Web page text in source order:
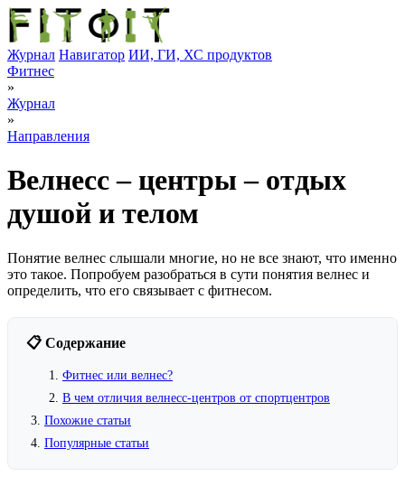
Журнал Навигатор ИИ, ГИ, ХС продуктов
Фитнес
»
Журнал
»
Направления
Велнесс – центры – отдых
душой и телом
Понятие велнес слышали многие, но не все знают, что именно
это такое. Попробуем разобраться в сути понятия велнес и
определить, что его связывает с фитнесом.
📋 Содержание
Фитнес или велнес?
В чем отличия велнесс-центров от спортцентров
Похожие статьи
Популярные статьи